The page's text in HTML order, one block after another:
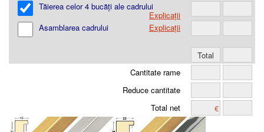
Tăierea celor 4 bucăți ale cadrului
Explicații
Asamblarea cadrului
Explicații
Cantitate rame
Reduce cantitate
Total net